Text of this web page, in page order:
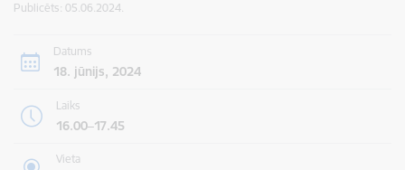
Publicēts: 05.06.2024.
Datums
18. jūnijs, 2024
Laiks
16.00–17.45
Vieta